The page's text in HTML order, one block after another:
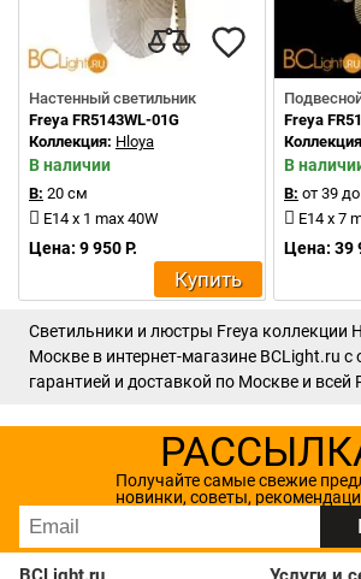
Настенный светильник
Freya FR5143WL-01G
Коллекция: Hloya
В наличии
В: 20 см
E14 x 1 max 40W
Цена: 9 950 Р.
Купить
Freya
В
В: от 39
E14 x 7
Цена: 39
Светильники и люстры Freya коллекции
Москве в интернет-магазине BCLight.ru
гарантией и доставкой по Москве и всей
Получайте самые свежие
новинки, советы,